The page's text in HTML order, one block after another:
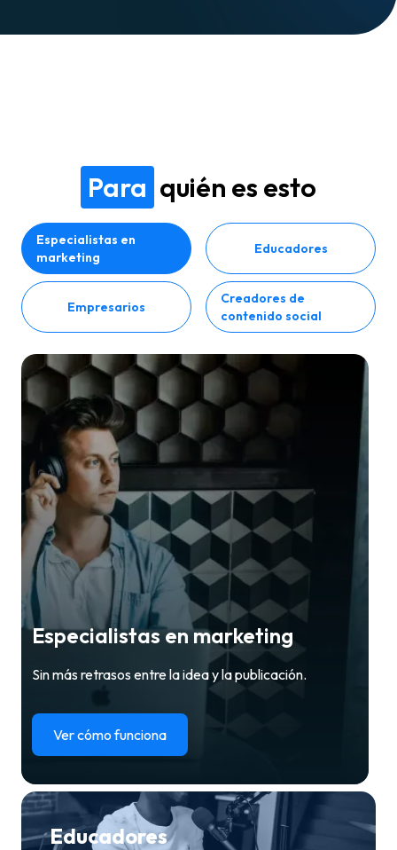
Para quién es esto
Especialistas en
marketing
Educadores
Empresarios
Creadores de
contenido social
Especialistas en marketing
Sin más retrasos entre la idea y la publicación.
Ver cómo funciona
Educadores